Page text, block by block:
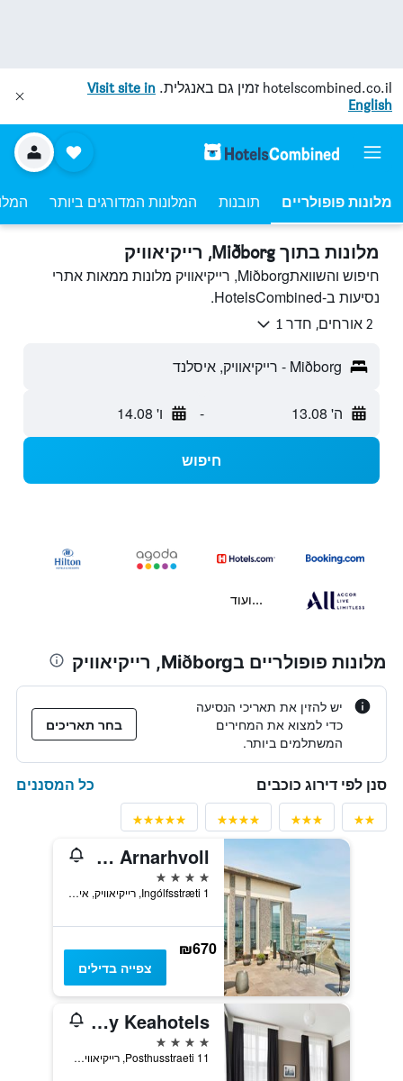
hotelscombined.co.il זמין גם באנגלית. Visit site in
English
מלונות פופולריים תובנות המלונות המדורגים ביותר
מלונות בתוך Miðborg, רייקיאוויק
חיפוש והשוואתMiðborg, רייקיאוויק מלונות ממאות אתרי
נסיעות ב-HotelsCombined.
2 אורחים, חדר 1
Miðborg - רייקיאוויק, איסלנד
ה' 13.08 - ו' 14.08
חיפוש
...ועוד
מלונות פופולריים בMiðborg, רייקיאוויק
יש להזין את תאריכי הנסיעה
כדי למצוא את המחירים
המשתלמים ביותר.
בחר תאריכים
סנן לפי דירוג כוכבים כל המסננים
Center Hotels Arnarhvoll
4 כוכבים
Ingólfsstræti 1, רייקיאוויק, איסלנד
₪670
צפייה בדילים
Hotel Borg By Keahotels
4 כוכבים
Posthusstraeti 11, רייקיאוויק, איסלנד